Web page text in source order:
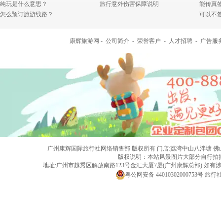
纯玩是什么意思？
怎么预订旅游线路？
旅行意外伤害保障说明
能传真
可以不
康辉旅游网 - 公司简介 - 荣誉客户 - 人才招聘 - 广告服
广州康辉国际旅行社网络销售部 版权所有 门店:荔湾中山八泮塘 佛
版权说明：本站风景图片大部分自行
地址:广州市越秀区解放南路123号金汇大厦7层(广州康辉总部) 如
粤公网安备 44010302000753号 旅行